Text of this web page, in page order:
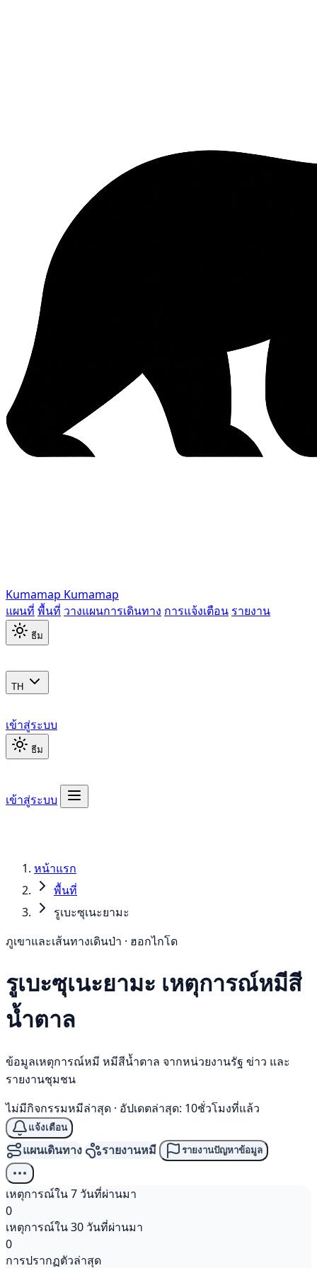
Kumamap Kumamap
แผนที่ พื้นที่ วางแผนการเดินทาง การแจ้งเตือน รายงาน
ธีม
TH
เข้าสู่ระบบ
ธีม
เข้าสู่ระบบ
หน้าแรก
พื้นที่
รูเบะซุเนะยามะ
ภูเขาและเส้นทางเดินป่า · ฮอกไกโด
รูเบะซุเนะยามะ เหตุการณ์หมีสี
น้ำตาล
ข้อมูลเหตุการณ์หมี หมีสีน้ำตาล จากหน่วยงานรัฐ ข่าว และ
รายงานชุมชน
ไม่มีกิจกรรมหมีล่าสุด · อัปเดตล่าสุด: 10ชั่วโมงที่แล้ว
แจ้งเตือน
แผนเดินทาง รายงานหมี รายงานปัญหาข้อมูล
เหตุการณ์ใน 7 วันที่ผ่านมา
0
เหตุการณ์ใน 30 วันที่ผ่านมา
0
การปรากฏตัวล่าสุด